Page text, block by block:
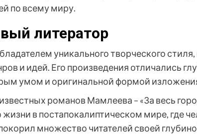
по всему миру.
литератор
уникального творческого
и идей. Его произведения отличались
умом и оригинальной формой
романов Мамлеева – «За весь
жизни в постапокалиптическом мире, где
множество читателей своей